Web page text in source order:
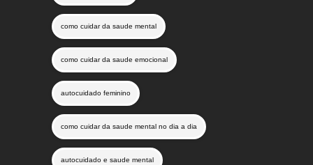
como cuidar da saude mental
como cuidar da saude emocional
autocuidado feminino
como cuidar da saude mental no dia a dia
autocuidado e saude mental